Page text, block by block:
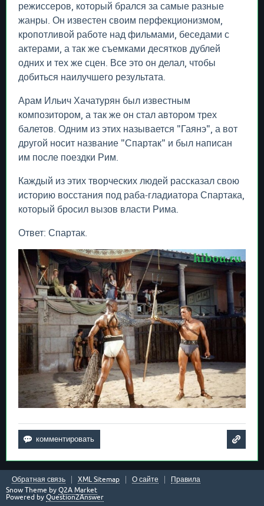
режиссеров, который брался за самые разные
жанры. Он известен своим перфекционизмом,
кропотливой работе над фильмами, беседами с
актерами, а так же съемками десятков дублей
одних и тех же сцен. Все это он делал, чтобы
добиться наилучшего результата.
Арам Ильич Хачатурян был известным
композитором, а так же он стал автором трех
балетов. Одним из этих называется "Гаянэ", а вот
другой носит название "Спартак" и был написан
им после поездки Рим.
Каждый из этих творческих людей рассказал свою
историю восстания под раба-гладиатора Спартака,
который бросил вызов власти Рима.
Ответ: Спартак.
Обратная связь XML Sitemap О сайте
Правила
Snow Theme by Q2A Market
Powered by Question2Answer